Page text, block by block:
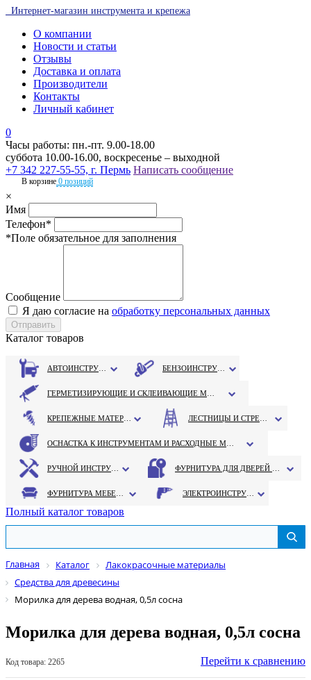
Интернет-магазин инструмента и крепежа
О компании
Новости и статьи
Отзывы
Доставка и оплата
Производители
Контакты
Личный кабинет
0
Часы работы: пн.-пт. 9.00-18.00
суббота 10.00-16.00, воскресенье – выходной
+7 342 227-55-55, г. Пермь Написать сообщение
В корзине 0 позиций
×
Имя
Телефон*
*Поле обязательное для заполнения
Сообщение
Я даю согласие на обработку персональных данных
Каталог товаров
Полный каталог товаров
Главная Каталог
Лакокрасочные материалы
Средства для древесины
Морилка для дерева водная, 0,5л сосна
Морилка для дерева водная, 0,5л сосна
Код товара: 2265 Перейти к сравнению